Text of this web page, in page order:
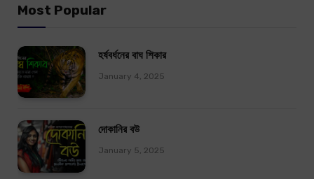
Most Popular
হর্ষবর্ধনের বাঘ শিকার
January 4, 2025
দোকানির বউ
January 5, 2025